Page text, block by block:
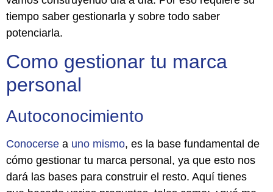
tiempo saber gestionarla y sobre todo saber
potenciarla.
Como gestionar tu marca
personal
Autoconocimiento
Conocerse a uno mismo, es la base fundamental de
cómo gestionar tu marca personal, ya que esto nos
dará las bases para construir el resto. Aquí tienes